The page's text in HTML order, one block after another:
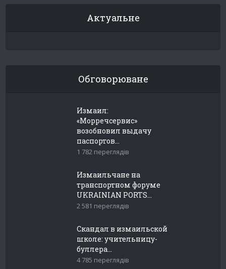
Актуальне
Обговорюване
Измаил:
«Морречсервис»
возобновил выдачу
паспортов...
1 782 переглядів
Измаильчане на
транспортном форуме
UKRAINIAN PORTS...
2 581 переглядів
Скандал в измаильской
школе: учительницу-
буллера...
4 785 переглядів